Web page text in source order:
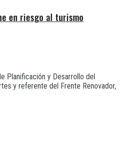
en riesgo al turismo
Planificación y Desarrollo del
y referente del Frente Renovador,